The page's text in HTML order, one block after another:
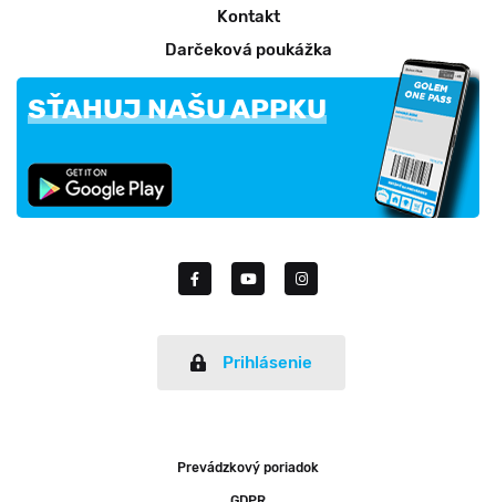
Kontakt
Darčeková poukážka
SŤAHUJ NAŠU APPKU
Prihlásenie
Prevádzkový poriadok